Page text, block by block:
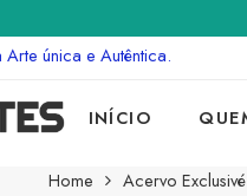
única e Autêntica.
INÍCIO
Home Acervo Exclusivé